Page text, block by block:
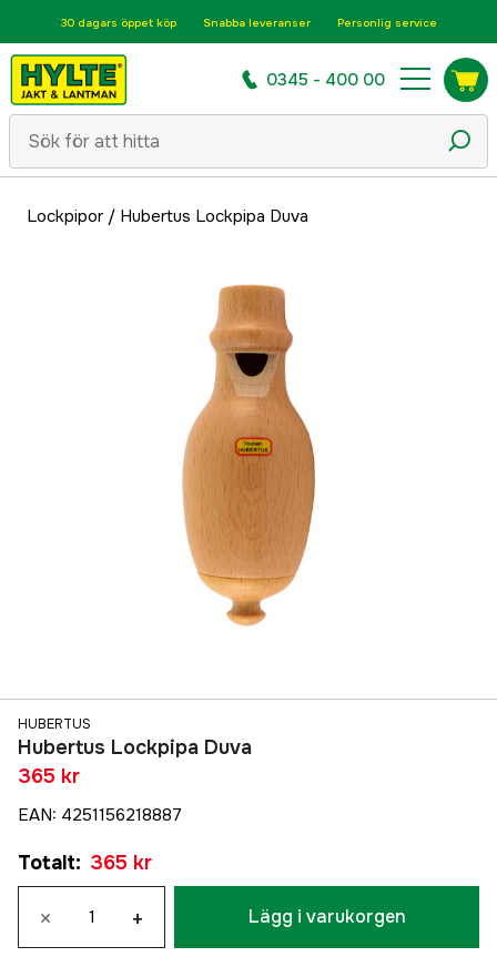
30 dagars öppet köp Snabba leveranser Personlig service
0345 - 400 00
Lockpipor/ Hubertus Lockpipa Duva
HUBERTUS
Hubertus Lockpipa Duva
365 kr
EAN: 4251156218887
Totalt: 365 kr
× + Lägg i varukorgen